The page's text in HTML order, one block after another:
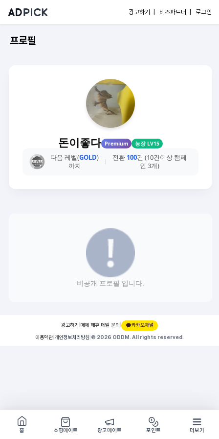
광고하기 | 비즈파트너 | 로그인
프로필
돈이좋다 Premium 농장 LV15
다음 레벨(GOLD)
까지
전환 100건 (10건이상 캠페
인 3개)
비공개 프로필 입니다.
광고하기 매체 제휴 메일 문의 |
카카오채널
이용약관 개인정보처리방침 © 2026 ODDM. All rights reserved.
쇼핑몰 구경하기
방문시 1G
홈
쇼핑메이트 광고메이트 포인트 더보기